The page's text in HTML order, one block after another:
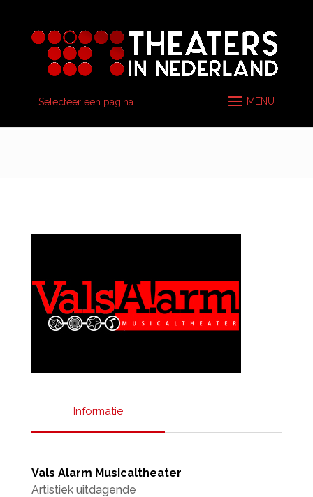
Selecteer een pagina
Informatie
Vals Alarm Musicaltheater
Artistiek uitdagende